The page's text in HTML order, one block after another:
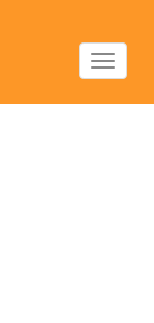
Toggle